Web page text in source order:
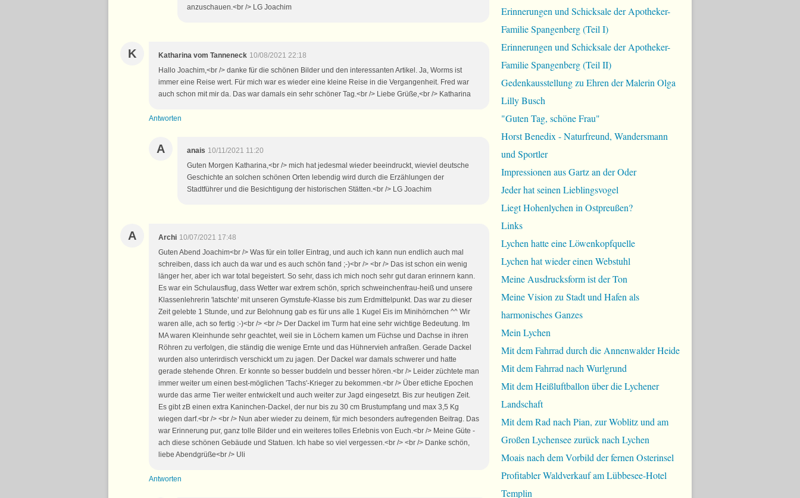
anzuschauen.<br /> LG Joachim
K Katharina vom Tanneneck 10/08/2021 22:18
Hallo Joachim,<br /> danke für die schönen Bilder und den interessanten Artikel. Ja, Worms ist
immer eine Reise wert. Für mich war es wieder eine kleine Reise in die Vergangenheit. Fred war
auch schon mit mir da. Das war damals ein sehr schöner Tag.<br /> Liebe Grüße,<br /> Katharina
Antworten
A anais 10/11/2021 11:20
Guten Morgen Katharina,<br /> mich hat jedesmal wieder beeindruckt, wieviel deutsche
Geschichte an solchen schönen Orten lebendig wird durch die Erzählungen der
Stadtführer und die Besichtigung der historischen Stätten.<br /> LG Joachim
A Archi 10/07/2021 17:48
Guten Abend Joachim<br /> Was für ein toller Eintrag, und auch ich kann nun endlich auch mal
schreiben, dass ich auch da war und es auch schön fand ;-)<br /> <br /> Das ist schon ein wenig
länger her, aber ich war total begeistert. So sehr, dass ich mich noch sehr gut daran erinnern kann.
Es war ein Schulausflug, dass Wetter war extrem schön, sprich schweinchenfrau-heiß und unsere
Klassenlehrerin 'latschte' mit unseren Gymstufe-Klasse bis zum Erdmittelpunkt. Das war zu dieser
Zeit gelebte 1 Stunde, und zur Belohnung gab es für uns alle 1 Kugel Eis im Minihörnchen ^^ Wir
waren alle, ach so fertig :-)<br /> <br /> Der Dackel im Turm hat eine sehr wichtige Bedeutung. Im
MA waren Kleinhunde sehr geachtet, weil sie in Löchern kamen um Füchse und Dachse in ihren
Röhren zu verfolgen, die ständig die wenige Ernte und das Hühnervieh anfraßen. Gerade Dackel
wurden also unterirdisch verschickt um zu jagen. Der Dackel war damals schwerer und hatte
gerade stehende Ohren. Er konnte so besser buddeln und besser hören.<br /> Leider züchtete man
immer weiter um einen best-möglichen 'Tachs'-Krieger zu bekommen.<br /> Über etliche Epochen
wurde das arme Tier weiter entwickelt und auch weiter zur Jagd eingesetzt. Bis zur heutigen Zeit.
Es gibt zB einen extra Kaninchen-Dackel, der nur bis zu 30 cm Brustumpfang und max 3,5 Kg
wiegen darf.<br /> <br /> Nun aber wieder zu deinem, für mich besonders aufregenden Beitrag. Das
war Erinnerung pur, ganz tolle Bilder und ein weiteres tolles Erlebnis von Euch.<br /> Meine Güte -
ach diese schönen Gebäude und Statuen. Ich habe so viel vergessen.<br /> <br /> Danke schön,
liebe Abendgrüße<br /> Uli
Antworten
Erinnerungen und Schicksale der Apotheker-
Familie Spangenberg (Teil I)
Erinnerungen und Schicksale der Apotheker-
Familie Spangenberg (Teil II)
Gedenkausstellung zu Ehren der Malerin Olga
Lilly Busch
"Guten Tag, schöne Frau"
Horst Benedix - Naturfreund, Wandersmann
und Sportler
Impressionen aus Gartz an der Oder
Jeder hat seinen Lieblingsvogel
Liegt Hohenlychen in Ostpreußen?
Links
Lychen hatte eine Löwenkopfquelle
Lychen hat wieder einen Webstuhl
Meine Ausdrucksform ist der Ton
Meine Vision zu Stadt und Hafen als
harmonisches Ganzes
Mein Lychen
Mit dem Fahrrad durch die Annenwalder Heide
Mit dem Fahrrad nach Wurlgrund
Mit dem Heißluftballon über die Lychener
Landschaft
Mit dem Rad nach Pian, zur Woblitz und am
Großen Lychensee zurück nach Lychen
Moais nach dem Vorbild der fernen Osterinsel
Profitabler Waldverkauf am Lübbesee-Hotel
Templin